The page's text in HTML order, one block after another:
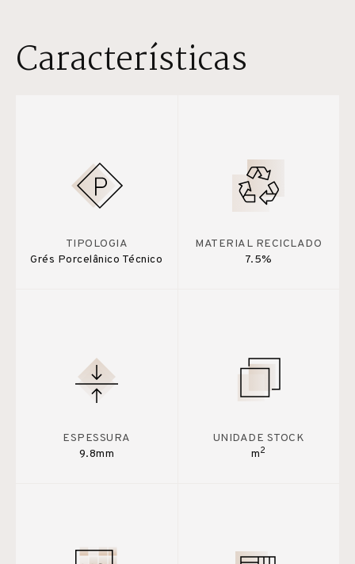
Características
TIPOLOGIA
Grés Porcelânico Técnico
MATERIAL RECICLADO
7.5%
ESPESSURA
9.8mm
UNIDADE STOCK
m2